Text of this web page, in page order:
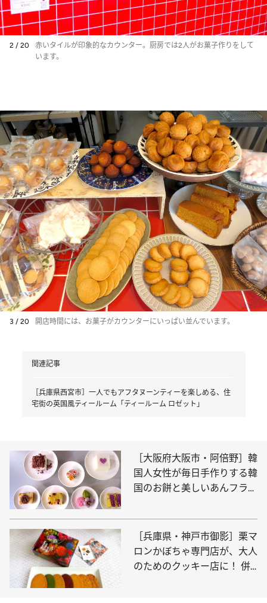
2 / 20
赤いタイルが印象的なカウンター。厨房では2人がお菓子作りをして
います。
3 / 20 開店時間には、お菓子がカウンターにいっぱい並んでいます。
関連記事
［兵庫県西宮市］一人でもアフタヌーンティーを楽しめる、住
宅街の英国風ティールーム「ティールーム ロゼット」
［大阪府大阪市・阿倍野］韓
国人女性が毎日手作りする韓
国のお餅と美しいあんフラワ
イヤギ」
［兵庫県・神戸市御影］栗マ
ロンかぼちゃ専門店が、大人
のためのクッキー店に！ 併